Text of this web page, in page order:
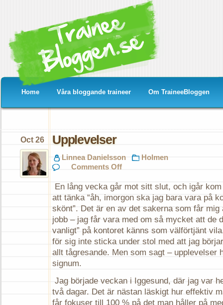
Home Våra bloggande traineer Om TraineeBloggen
Upplevelser
Oct 26
Linnea Danielsson
Holmen
Comments Off
En lång vecka går mot sitt slut, och igår
att tänka “åh, imorgon ska jag bara vara på
skönt”. Det är en av det sakerna som får
jobb – jag får vara med om så mycket att de
vanligt” på kontoret känns som välförtjänt
för sig inte sticka under stol med att jag
allt tågresande. Men som sagt – upplevelser
signum.
Jag började veckan i Iggesund, där jag var
två dagar. Det är nästan läskigt hur effektiv
får fokuser till 100 % på det man håller på